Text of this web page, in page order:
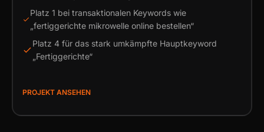
Platz 1 bei transaktionalen Keywords wie
„fertiggerichte mikrowelle online bestellen“
Platz 4 für das stark umkämpfte Hauptkeyword
„Fertiggerichte“
PROJEKT ANSEHEN